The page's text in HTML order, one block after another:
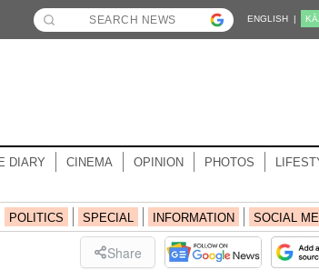
ENGLISH |
DIARY CINEMA OPINION PHOTOS
POLITICS SPECIAL INFORMATION SOCIAL
Share